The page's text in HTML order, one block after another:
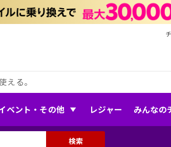
る。
ベント・その他 レジャー みんなの
検索